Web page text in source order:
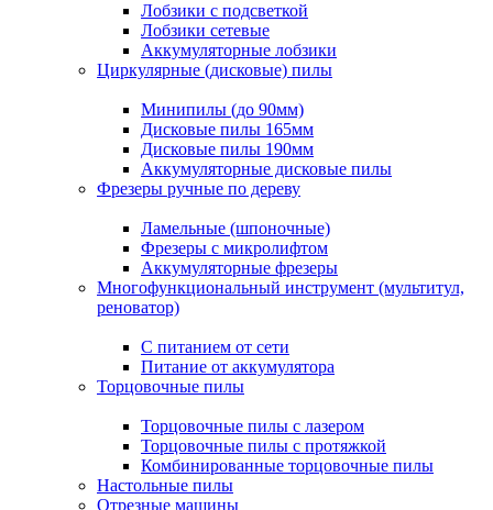
Лобзики с подсветкой
Лобзики сетевые
Аккумуляторные лобзики
Циркулярные (дисковые) пилы
Минипилы (до 90мм)
Дисковые пилы 165мм
Дисковые пилы 190мм
Аккумуляторные дисковые пилы
Фрезеры ручные по дереву
Ламельные (шпоночные)
Фрезеры с микролифтом
Аккумуляторные фрезеры
Многофункциональный инструмент (мультитул,
реноватор)
С питанием от сети
Питание от аккумулятора
Торцовочные пилы
Торцовочные пилы с лазером
Торцовочные пилы с протяжкой
Комбинированные торцовочные пилы
Настольные пилы
Отрезные машины